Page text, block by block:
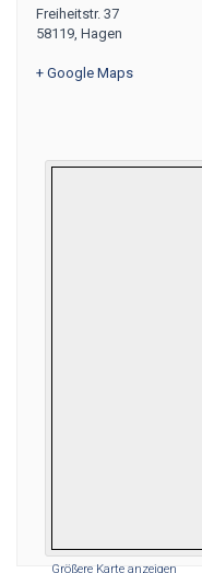
Freiheitstr. 37
58119, Hagen
+ Google Maps
Größere Karte anzeigen